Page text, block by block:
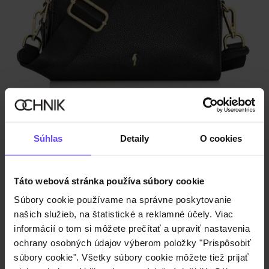
Súhlas Detaily O cookies
Táto webová stránka používa súbory cookie
Súbory cookie používame na správne poskytovanie
našich služieb, na štatistické a reklamné účely. Viac
informácií o tom si môžete prečítať a upraviť nastavenia
ochrany osobných údajov výberom položky "Prispôsobiť
súbory cookie". Všetky súbory cookie môžete tiež prijať
ZÍSKAJTE -30%
Čierna malá dámska kabelka
€14,90